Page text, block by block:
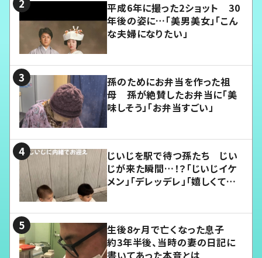
平成6年に撮った2ショット 30
年後の姿に…「美男美女」「こん
な夫婦になりたい」
孫のためにお弁当を作った祖
母 孫が絶賛したお弁当に「美
味しそう」「お弁当すごい」
じいじを駅で待つ孫たち じい
じが来た瞬間…！？「じいじイケ
メン」「デレッデレ」「嬉しくて可
生後8ヶ月で亡くなった息子
約3年半後、当時の妻の日記に